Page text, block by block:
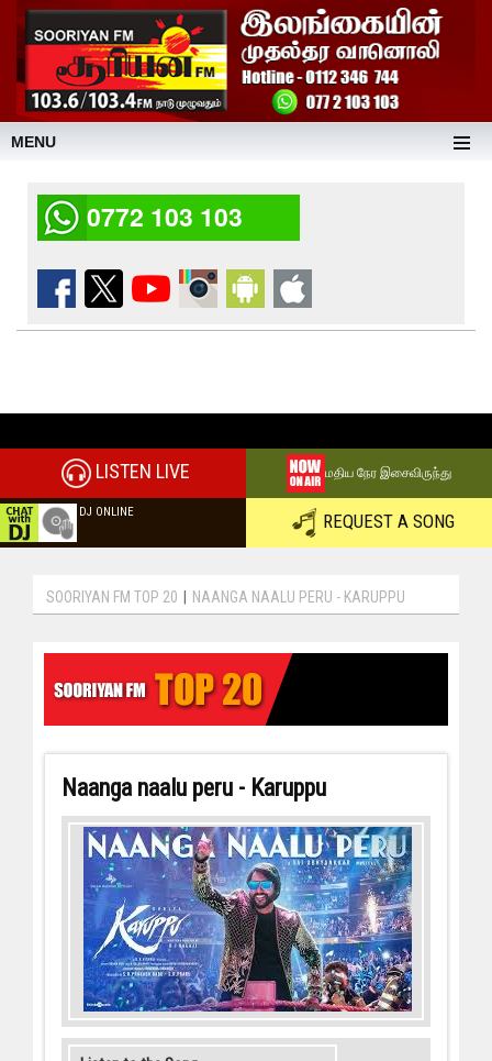
MENU
0772 103 103
LISTEN LIVE மதிய நேர இசைவிருந்து
DJ ONLINE REQUEST A SONG
SOORIYAN FM TOP 20 NAANGA NAALU PERU - KARUPPU
Naanga naalu peru - Karuppu